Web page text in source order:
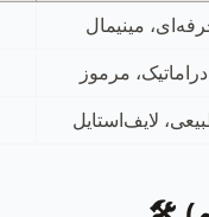
مینیمال
مرموز
لایف‌استایل